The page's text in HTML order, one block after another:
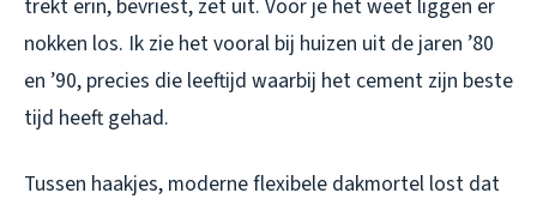
trekt erin, bevriest, zet uit. Voor je het weet liggen er
nokken los. Ik zie het vooral bij huizen uit de jaren ’80
en ’90, precies die leeftijd waarbij het cement zijn beste
tijd heeft gehad.
Tussen haakjes, moderne flexibele dakmortel lost dat